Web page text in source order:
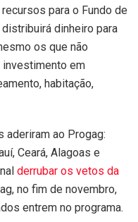
para o Fundo de
distribuirá dinheiro para
os que não
investimento em
habitação,
aderiram ao Progag:
Ceará, Alagoas e
derrubar os vetos da
no fim de novembro,
entrem no programa.